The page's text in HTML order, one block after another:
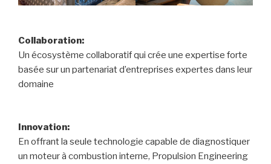
Collaboration:
Un écosystème collaboratif qui crée une expertise forte
basée sur un partenariat d’entreprises expertes dans leur
domaine
Innovation:
En offrant la seule technologie capable de diagnostiquer
un moteur à combustion interne, Propulsion Engineering